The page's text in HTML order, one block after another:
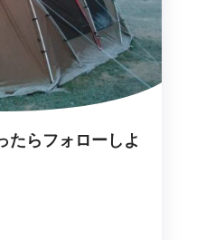
たらフォローしよ